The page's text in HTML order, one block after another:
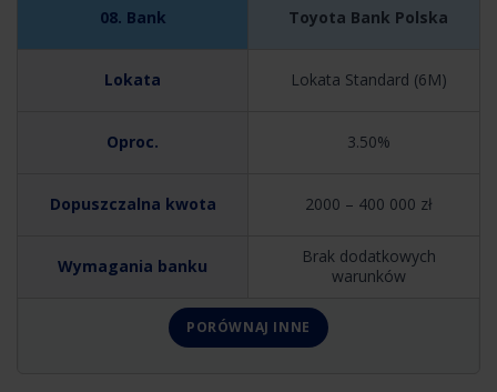
Toyota Bank Polska
Lokata Standard (6M)
3.50%
2000 – 400 000 zł
Brak dodatkowych
warunków
PORÓWNAJ INNE